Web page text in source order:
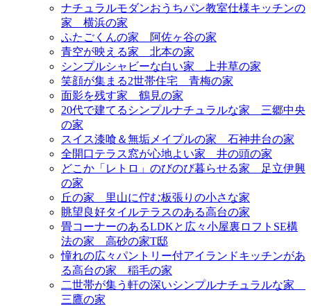
ナチュラルモダンおうちパン教室仕様キッチンの
家＿横浜の家
ふたごくんの家＿阿佐ヶ谷の家
青空が映える家＿北本の家
シンプルシャビーな白い家＿上井草の家
笑顔が集まる2世帯住宅＿青梅の家
面影を残す家＿鶴見の家
20代で建てるシンプルナチュラルな家＿三郷中央
の家
スイス漆喰＆無垢メイプルの家＿石神井台の家
全開口テラス窓が心地よい家＿井の頭の家
どこか「レトロ」のびのび暮らせる家＿足立伊興
の家
丘の家＿里山に佇む板張りの小さな家
眺望良好タイルテラスのある高台の家
畳コーナーのあるLDKと広々小屋裏ロフトSE構
法の家＿高砂の家T邸
憧れの広々パントリー付アイランドキッチンがあ
る高台の家＿稲毛の家
二世帯が集う軒の深いシンプルナチュラルな家＿
三鷹の家